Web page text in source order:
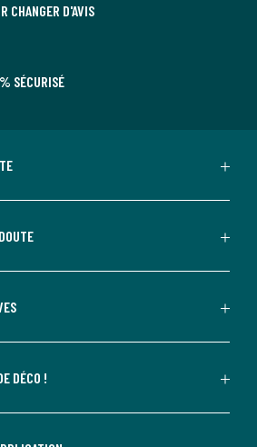
CHANGER D'AVIS
SÉCURISÉ
DÉCO !